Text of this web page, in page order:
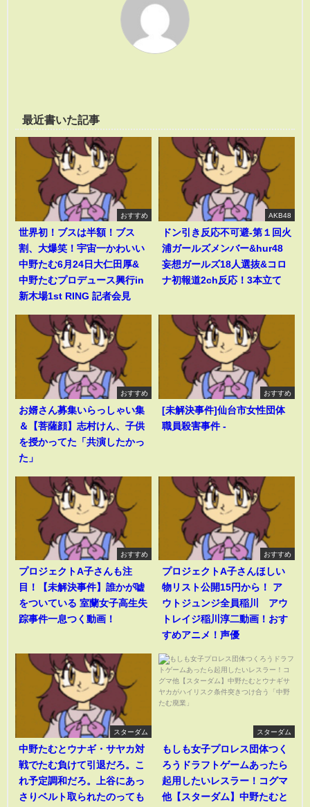
最近書いた記事
おすすめ
世界初！ブスは半額！ブス
割、大爆笑！宇宙一かわいい
中野たむ6月24日大仁田厚&
中野たむプロデュース興行in
新木場1st RING 記者会見
AKB48
ドン引き反応不可避-第１回火
浦ガールズメンバー&hur48
妄想ガールズ18人選抜&コロ
ナ初報道2ch反応！3本立て
おすすめ
お婿さん募集いらっしゃい集
＆【菩薩顔】志村けん、子供
を授かってた「共演したかっ
た」
おすすめ
[未解決事件]仙台市女性団体
職員殺害事件 -
おすすめ
プロジェクトA子さんも注
目！【未解決事件】誰かが嘘
をついている 室蘭女子高生失
踪事件一息つく動画！
おすすめ
プロジェクトA子さんほしい
物リスト公開15円から！ ア
ウトジュンジ全員稲川 アウ
トレイジ稲川淳二動画！おす
すめアニメ！声優
スターダム
中野たむとウナギ・サヤカ対
戦でたむ負けて引退だろ。こ
れ予定調和だろ。上谷にあっ
さりベルト取られたのっても
スターダム
もしも女子プロレス団体つく
ろうドラフトゲームあったら
起用したいレスラー！コグマ
他【スターダム】中野たむと